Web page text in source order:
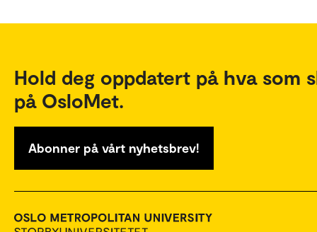
Hold deg oppdatert på hva som
på OsloMet.
Abonner på vårt nyhetsbrev!